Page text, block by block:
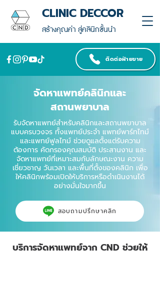
สร้างคุณค่า สู่คลินิกชั้นนำ
CLINIC DECCOR
ติดต่อฝ่ายขาย
จัดหาแพทย์คลินิกและ
สถานพยาบาล
รับจัดหาแพทย์สำหรับคลินิกและสถานพยาบาล
แบบครบวงจร ทั้งแพทย์ประจำ แพทย์พาร์ทไทม์
และแพทย์ฟูลไทม์ ช่วยดูแลตั้งแต่รับความ
ต้องการ คัดกรองคุณสมบัติ ประสานงาน และ
จัดหาแพทย์ที่เหมาะสมกับลักษณะงาน ความ
เชี่ยวชาญ วันเวลา และพื้นที่ตั้งของคลินิก เพื่อ
ให้คลินิกพร้อมเปิดให้บริการหรือดำเนินงานได้
อย่างมั่นใจมากขึ้น
สอบถามปรึกษาคลิก
บริการจัดหาแพทย์จาก CND ช่วยให้